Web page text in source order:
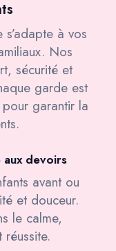
à vos
Nos
sécurité et
garde est
garantir la
devoirs
avant ou
et douceur.
le calme,